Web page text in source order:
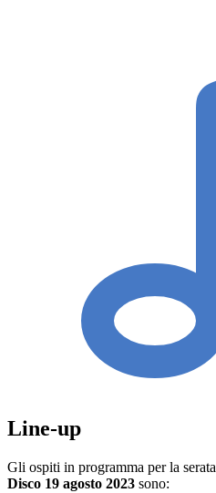
Line-up
Gli ospiti in programma per la serata
Disco 19 agosto 2023 sono: